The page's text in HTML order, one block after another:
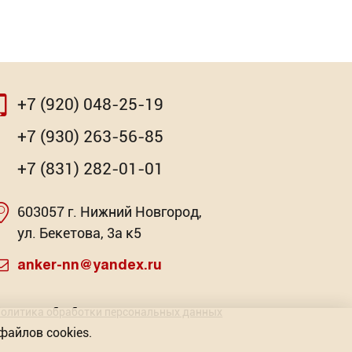
Хомут нерж. "Бабочка"
Торговых предложений: 3
2
Насадка для МФИ ЗУБР BIM
Торговых предложений: 3
+7 (920) 048-25-19
+7 (930) 263-56-85
+7 (831) 282-01-01
603057 г. Нижний Новгород,
ул. Бекетова, 3а к5
anker-nn@yandex.ru
обработки персональных данных
cookies.